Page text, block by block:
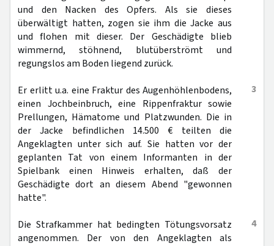
und den Nacken des Opfers. Als sie dieses
überwältigt hatten, zogen sie ihm die Jacke aus
und flohen mit dieser. Der Geschädigte blieb
wimmernd, stöhnend, blutüberströmt und
regungslos am Boden liegend zurück.
3
Er erlitt u.a. eine Fraktur des Augenhöhlenbodens,
einen Jochbeinbruch, eine Rippenfraktur sowie
Prellungen, Hämatome und Platzwunden. Die in
der Jacke befindlichen 14.500 € teilten die
Angeklagten unter sich auf. Sie hatten vor der
geplanten Tat von einem Informanten in der
Spielbank einen Hinweis erhalten, daß der
Geschädigte dort an diesem Abend "gewonnen
hatte".
4
Die Strafkammer hat bedingten Tötungsvorsatz
angenommen. Der von den Angeklagten als